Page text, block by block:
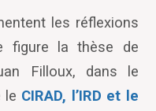
les réflexions
figure la thèse de
Filloux, dans le
le CIRAD, l’IRD et le